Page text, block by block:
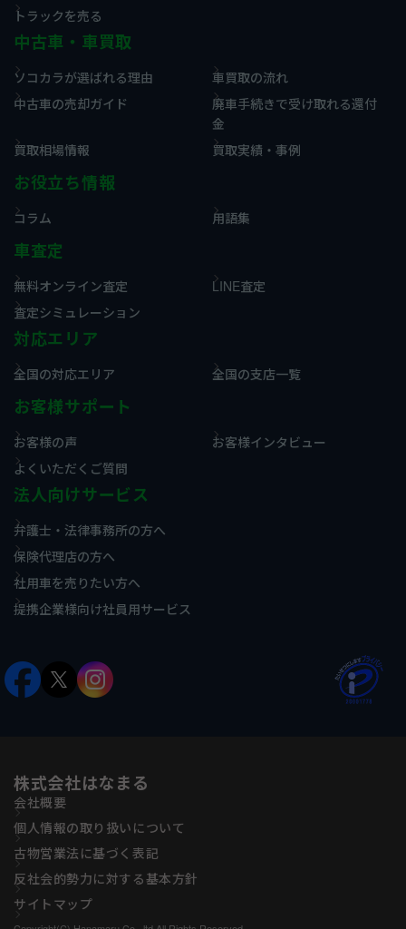
トラックを売る
中古車・車買取
ソコカラが選ばれる理由
車買取の流れ
中古車の売却ガイド
廃車手続きで受け取れる還付
金
買取相場情報
買取実績・事例
お役立ち情報
コラム 用語集
車査定
無料オンライン査定
LINE査定
査定シミュレーション
対応エリア
全国の対応エリア 全国の支店一覧
お客様サポート
お客様の声
お客様インタビュー
よくいただくご質問
法人向けサービス
弁護士・法律事務所の方へ
保険代理店の方へ
社用車を売りたい方へ
提携企業様向け社員用サービス
株式会社はなまる
会社概要
個人情報の取り扱いについて
古物営業法に基づく表記
反社会的勢力に対する基本方針
サイトマップ